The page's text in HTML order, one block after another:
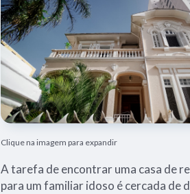
Clique na imagem para expandir
A tarefa de encontrar uma casa de
para um familiar idoso é cercada de